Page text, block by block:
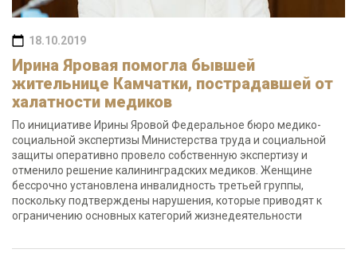
18.10.2019
Ирина Яровая помогла бывшей
жительнице Камчатки, пострадавшей от
халатности медиков
По инициативе Ирины Яровой Федеральное бюро медико-
социальной экспертизы Министерства труда и социальной
защиты оперативно провело собственную экспертизу и
отменило решение калининградских медиков. Женщине
бессрочно установлена инвалидность третьей группы,
поскольку подтверждены нарушения, которые приводят к
ограничению основных категорий жизнедеятельности